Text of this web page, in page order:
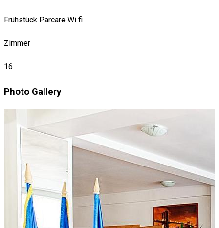
Frühstück Parcare Wi fi
Zimmer
16
Photo Gallery